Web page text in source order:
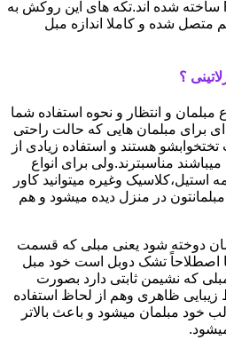
جنس پلاستیک ژله ای یا PVC ساخته شده اند.تکه های این روکش به
متصل شده و کاملا اندازه مبل
؟
مبلمان و انتظار و نحوه استفاده شما
ای برای مبلمان هایی که حالت راحتی
هستند و استفاده زیادی از
مناسبترند.ولی برای انواع
استیل،کلاسیک وغیره میتوانید کاور
مبلمانتون در منزل دیده میشود و هم
دوخته شود یعنی مبلی که قسمت
اصطلاحاً تشک دوبل است خود مبل
که نشیمن ثابتی دارد بصورت
زیبایی ظاهری وهم از لحاظ استفاده
خود مبلمان میشود و باعث بالاتر